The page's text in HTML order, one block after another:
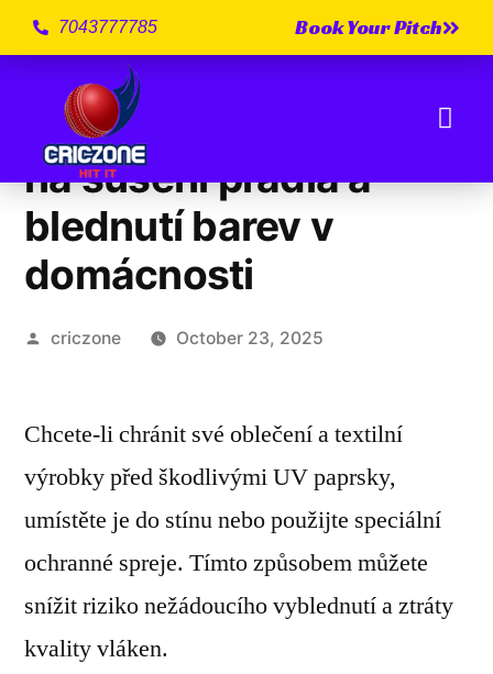
7043777785 Book Your Pitch
Vliv slunečního záření
na sušení prádla a
blednutí barev v
domácnosti
criczone October 23, 2025
Chcete-li chránit své oblečení a textilní
výrobky před škodlivými UV paprsky,
umístěte je do stínu nebo použijte speciální
ochranné spreje. Tímto způsobem můžete
snížit riziko nežádoucího vyblednutí a ztráty
kvality vláken.